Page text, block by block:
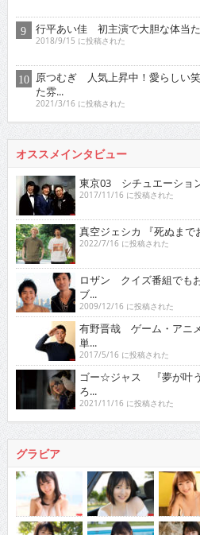
行平あい佳 初主演で大胆な体当
2018/9/15 に投稿された
原つむぎ 人気上昇中！愛らしい
た雰...
2021/3/16 に投稿された
オススメインタビュー
東京03 シチュエーショ
2017/11/16 に投稿された
真空ジェシカ 『死ぬまで
2022/7/16 に投稿された
ロザン クイズ番組でも
ブ...
2009/12/16 に投稿された
有野晋哉 ゲーム・アニ
単...
2017/5/16 に投稿された
ゴー☆ジャス 『夢が叶
ろ...
2021/11/16 に投稿された
グラビア